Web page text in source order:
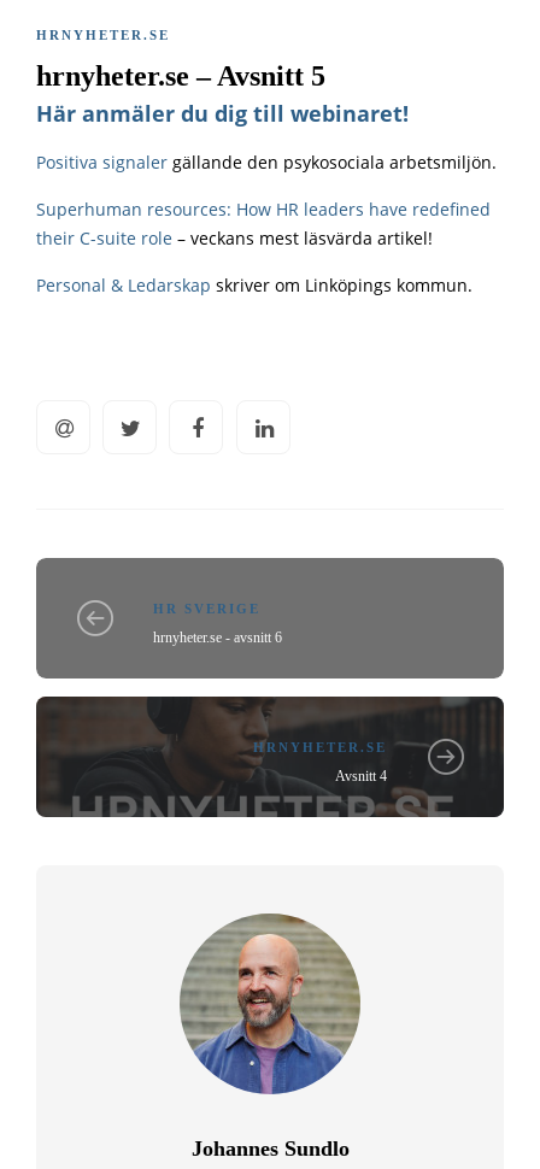
HRNYHETER.SE
hrnyheter.se – Avsnitt 5
Här anmäler du dig till webinaret!
Positiva signaler gällande den psykosociala arbetsmiljön.
Superhuman resources: How HR leaders have redefined
their C-suite role – veckans mest läsvärda artikel!
Personal & Ledarskap skriver om Linköpings kommun.
HR SVERIGE
hrnyheter.se - avsnitt 6
HRNYHETER.SE
Avsnitt 4
Johannes Sundlo